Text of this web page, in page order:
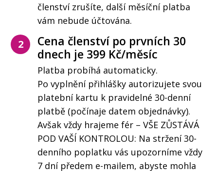
členství zrušíte, další měsíční platba
vám nebude účtována.
2
Cena členství po prvních 30
dnech je 399 Kč/měsíc
Platba probíhá automaticky.
Po vyplnění přihlášky autorizujete svou
platební kartu k pravidelné 30-denní
platbě (počínaje datem objednávky).
Avšak vždy hrajeme fér – VŠE ZŮSTÁVÁ
POD VAŠÍ KONTROLOU: Na stržení 30-
denního poplatku vás upozorníme vždy
7 dní předem e-mailem, abyste mohla